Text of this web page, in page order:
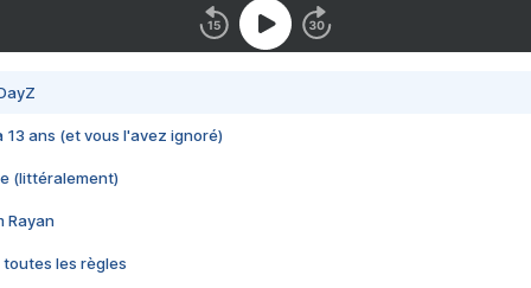
13 ans (et vous l'avez ignoré)
(littéralement)
Rayan
toutes les règles